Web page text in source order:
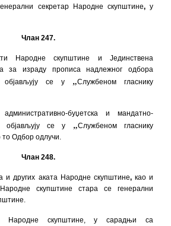
секретар Народне скупштине,у
Члан 247.
Народне скупштине и Јединствена
за израду прописа надлежног одбора
објављују се у „Службеном гласнику
буџетска и мандатно-
објављују се у „Службеном гласнику
то Одбор одлучи.
Члан 248.
и других аката Народне скупштине, као и
скупштине стара се генерални
Народне скупштине, у сарадњи са